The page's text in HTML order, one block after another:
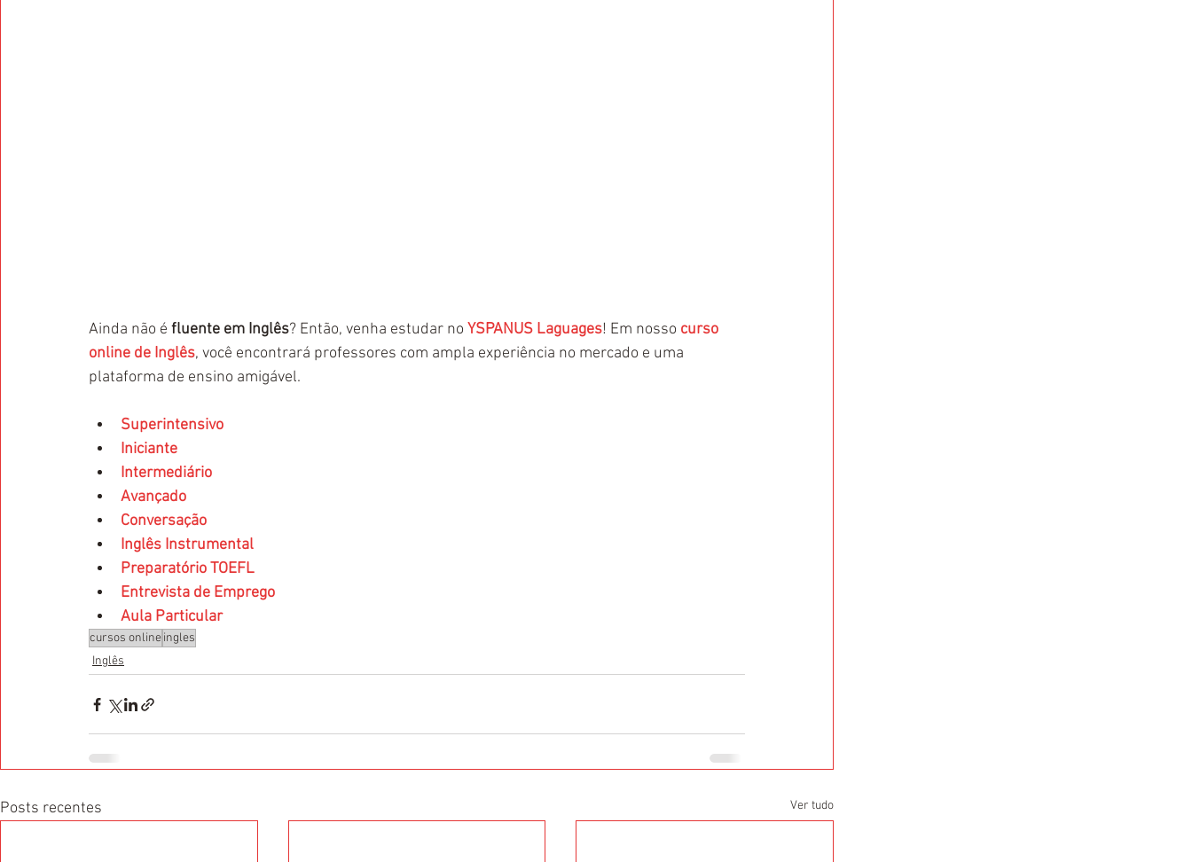
Ainda não é fluente em Inglês? Então, venha estudar no YSPANUS Laguages! Em nosso curso
online de Inglês, você encontrará professores com ampla experiência no mercado e uma
plataforma de ensino amigável.
Superintensivo
Iniciante
Intermediário
Avançado
Conversação
Inglês Instrumental
Preparatório TOEFL
Entrevista de Emprego
Aula Particular
cursos onlineingles
Inglês
Posts recentes Ver tudo